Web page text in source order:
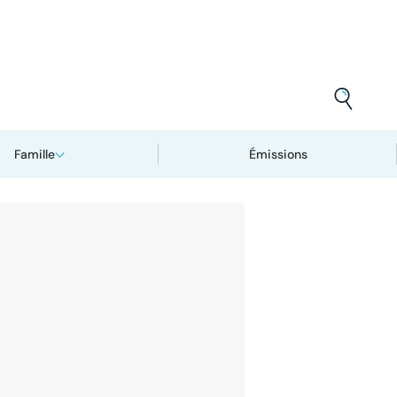
Famille Émissions